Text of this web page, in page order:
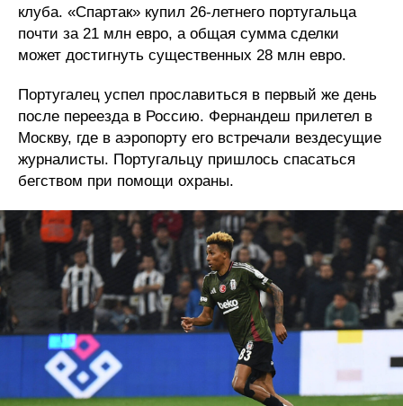
клуба. «Спартак» купил 26-летнего португальца
почти за 21 млн евро, а общая сумма сделки
может достигнуть существенных 28 млн евро.
Португалец успел прославиться в первый же день
после переезда в Россию. Фернандеш прилетел в
Москву, где в аэропорту его встречали вездесущие
журналисты. Португальцу пришлось спасаться
бегством при помощи охраны.